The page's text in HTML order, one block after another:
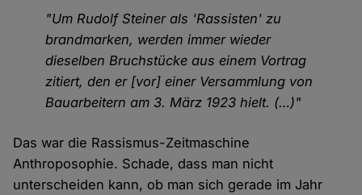
"Um Rudolf Steiner als 'Rassisten' zu
brandmarken, werden immer wieder
dieselben Bruchstücke aus einem Vortrag
zitiert, den er [vor] einer Versammlung von
Bauarbeitern am 3. März 1923 hielt. (…)"
Das war die Rassismus-Zeitmaschine
Anthroposophie. Schade, dass man nicht
unterscheiden kann, ob man sich gerade im Jahr